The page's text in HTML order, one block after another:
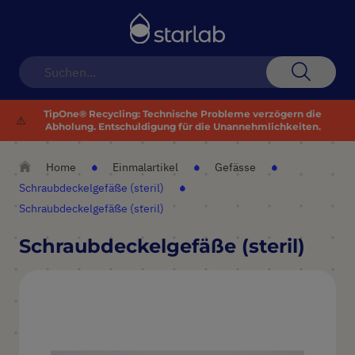
⚠️
TipOne® Recycling: Technische Probleme verzögern die
Abholung. Entschuldigung für die Unannehmlichkeiten.
Home Einmalartikel
Gefässe
Schraubdeckelgefäße (steril)
Schraubdeckelgefäße (steril)
Schraubdeckelgefäße (steril)